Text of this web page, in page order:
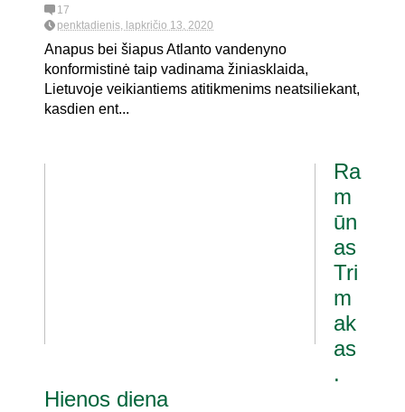
17
penktadienis, lapkričio 13, 2020
Anapus bei šiapus Atlanto vandenyno
konformistinė taip vadinama žiniasklaida,
Lietuvoje veikiantiems atitikmenims neatsiliekant,
kasdien ent...
Ra
m
ūn
as
Tri
m
ak
as
.
Hienos diena